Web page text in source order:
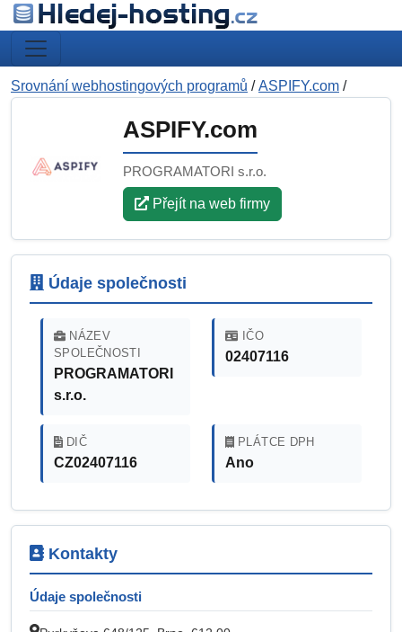
Srovnání webhostingových programů /ASPIFY.com /
ASPIFY.com
PROGRAMATORI s.r.o.
Přejít na web firmy
Údaje společnosti
NÁZEV
SPOLEČNOSTI
PROGRAMATORI
s.r.o.
IČO
02407116
DIČ
CZ02407116
PLÁTCE DPH
Ano
Kontakty
Údaje společnosti